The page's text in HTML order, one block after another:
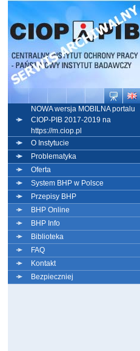
NOWA wersja MOBILNA portalu
CIOP-PIB 2017-2019 na
https://m.ciop.pl
O Instytucie
Problematyka
Oferta
System BHP w Polsce
Przepisy BHP
BHP Online
BHP Info
Biblioteka
FAQ
Kontakt
Bezpieczniej